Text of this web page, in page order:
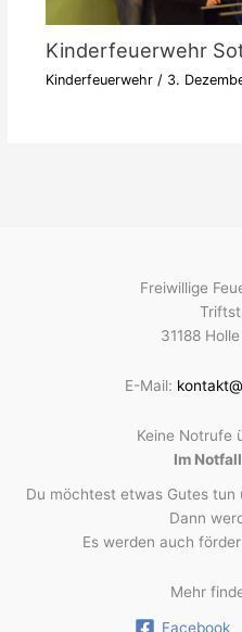
Kinderfeuerwehr
Kinderfeuerwehr/ 3.
Freiwillige
31188
E-Mail:
Keine Notrufe
Im
Du möchtest etwas Gutes tun
Dann
Es werden auch
Mehr
Facebook